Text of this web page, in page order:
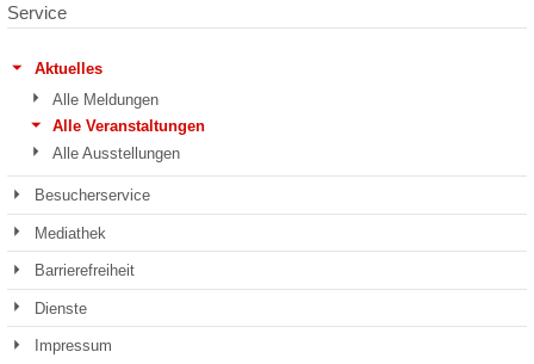
Service
Aktuelles
Alle Meldungen
Alle Veranstaltungen
Alle Ausstellungen
Besucherservice
Mediathek
Barrierefreiheit
Dienste
Impressum